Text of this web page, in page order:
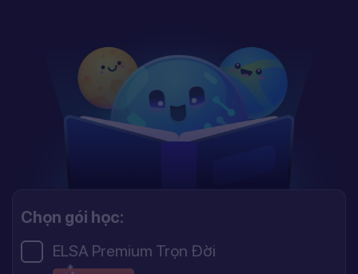
Chọn gói học:
ELSA Premium Trọn Đời